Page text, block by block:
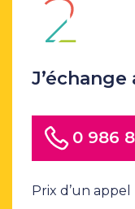
0 986
Prix d’un appel